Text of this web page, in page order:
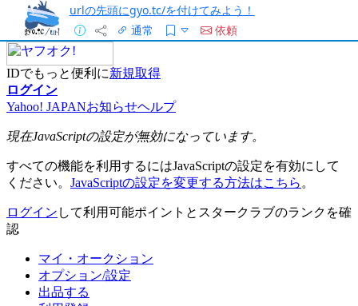
urlの先頭にgyo.tc/を付けてみよう！
通常
依頼